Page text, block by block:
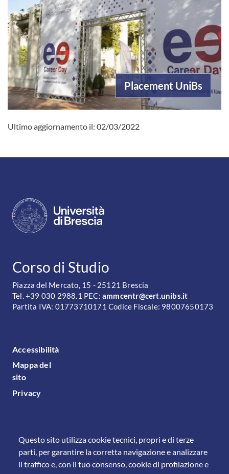
Placement UniBs
Ultimo aggiornamento il: 02/03/2022
Questo sito utilizza cookie tecnici, propri e di terze
parti, per garantire la corretta navigazione e analizzare
il traffico e, con il tuo consenso, cookie di profilazione e
CONTATTI
Corso di Studio
Piazza del Mercato, 15 - 25121 Brescia
Tel. +39 030 2988.1 PEC: ammcentr@cert.unibs.it
Partita IVA: 01773710171 Codice Fiscale: 98007650173
FOOTER MENU
Accessibilità
Mappa del
sito
Privacy